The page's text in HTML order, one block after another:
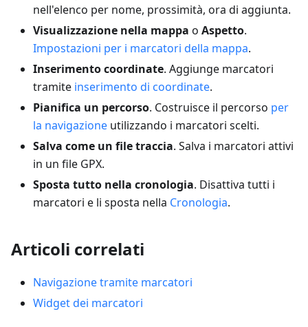
nell'elenco per nome, prossimità, ora di aggiunta.
Visualizzazione nella mappa o Aspetto.
Impostazioni per i marcatori della mappa.
Inserimento coordinate. Aggiunge marcatori
tramite inserimento di coordinate.
Pianifica un percorso. Costruisce il percorso per
la navigazione utilizzando i marcatori scelti.
Salva come un file traccia. Salva i marcatori attivi
in un file GPX.
Sposta tutto nella cronologia. Disattiva tutti i
marcatori e li sposta nella Cronologia.
Articoli correlati
Navigazione tramite marcatori
Widget dei marcatori